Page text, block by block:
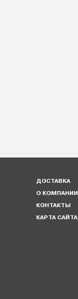
ДОСТАВКА
О КОМПАНИИ
КОНТАКТЫ
КАРТА САЙТА